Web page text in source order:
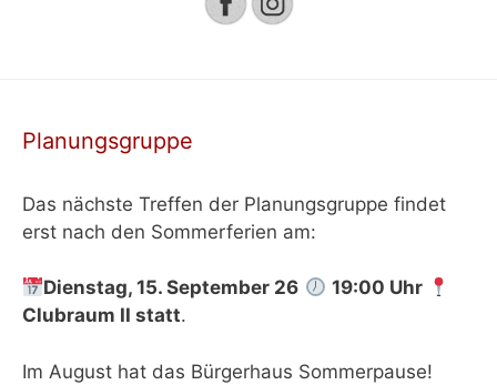
Planungsgruppe
Das nächste Treffen der Planungsgruppe findet
erst nach den Sommerferien am:
Dienstag, 15. September 26
19:00 Uhr
Clubraum II statt.
Im August hat das Bürgerhaus Sommerpause!